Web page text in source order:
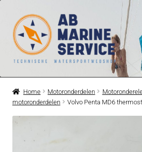
Ga
door
naar
navigatie
Ga
naar
de
inhoud
Home
Motoren
Home Motoronderdelen
motoronderdelen
Volvo Penta MD6